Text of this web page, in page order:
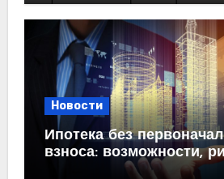
Новости
Ипотека без
взноса: возможности,
практические